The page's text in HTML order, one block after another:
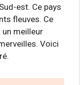
est. Ce pays
fleuves. Ce
meilleur
Voici